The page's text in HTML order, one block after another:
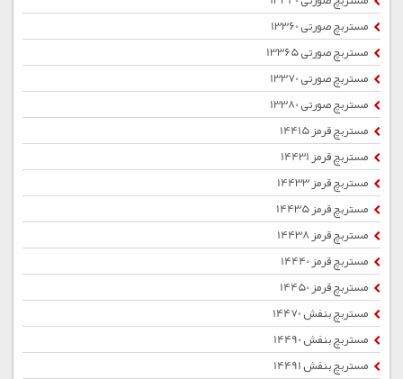
مستربچ صورتی 13360
مستربچ صورتی 13365
مستربچ صورتی 13370
مستربچ صورتی 13380
مستربچ قرمز 14415
مستربچ قرمز 14431
مستربچ قرمز 14433
مستربچ قرمز 14435
مستربچ قرمز 14438
مستربچ قرمز 14440
مستربچ قرمز 14450
مستربچ بنفش 14470
مستربچ بنفش 14490
مستربچ بنفش 14491